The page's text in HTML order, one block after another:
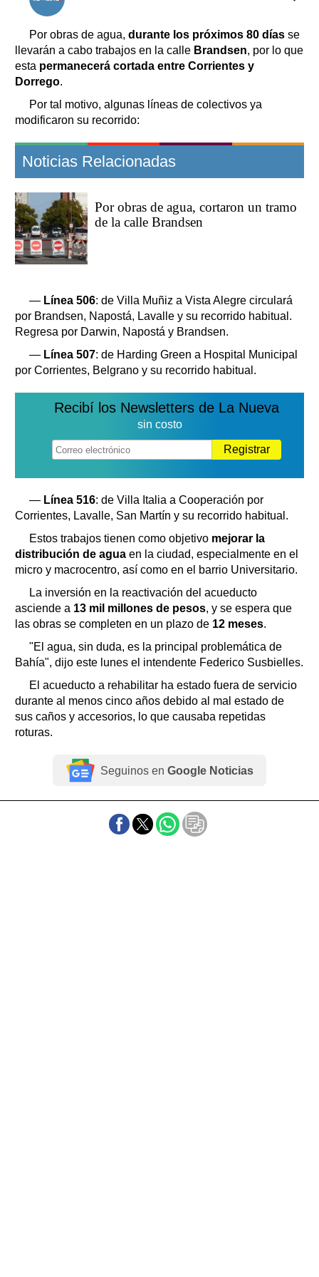
Clasificados
Suplementos
Servicios
Farmacias
Loterías
Fúnebres
Edictos
Por obras de agua, durante los próximos 80 días se
llevarán a cabo trabajos en la calle Brandsen, por lo que
esta permanecerá cortada entre Corrientes y
Dorrego.
Por tal motivo, algunas líneas de colectivos ya
modificaron su recorrido:
Noticias Relacionadas
Por obras de agua, cortaron un tramo
de la calle Brandsen
— Línea 506: de Villa Muñiz a Vista Alegre circulará
por Brandsen, Napostá, Lavalle y su recorrido habitual.
Regresa por Darwin, Napostá y Brandsen.
— Línea 507: de Harding Green a Hospital Municipal
por Corrientes, Belgrano y su recorrido habitual.
Recibí los Newsletters de La Nueva
sin costo
Registrar
— Línea 516: de Villa Italia a Cooperación por
Corrientes, Lavalle, San Martín y su recorrido habitual.
Estos trabajos tienen como objetivo mejorar la
distribución de agua en la ciudad, especialmente en el
micro y macrocentro, así como en el barrio Universitario.
La inversión en la reactivación del acueducto
asciende a 13 mil millones de pesos, y se espera que
las obras se completen en un plazo de 12 meses.
"El agua, sin duda, es la principal problemática de
Bahía", dijo este lunes el intendente Federico Susbielles.
El acueducto a rehabilitar ha estado fuera de servicio
durante al menos cinco años debido al mal estado de
sus caños y accesorios, lo que causaba repetidas
roturas.
Seguinos en Google Noticias